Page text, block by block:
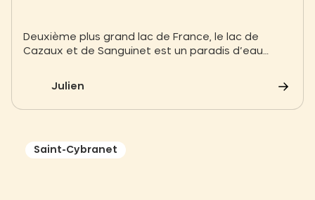
Deuxième plus grand lac de France, le lac de
Cazaux et de Sanguinet est un paradis d’eau
cherchiez la sécurité des eaux peu profondes
nautiques, suivez le guide pour explorer ce joyau
Julien
Saint-Cybranet